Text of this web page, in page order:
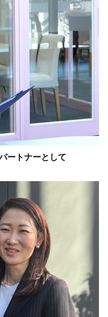
ートナーとして